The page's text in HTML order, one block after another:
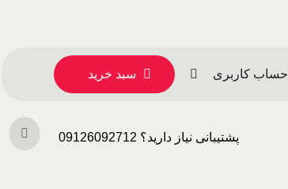
حساب کاربری سبد خرید
پشتیبانی نیاز دارید؟ 09126092712